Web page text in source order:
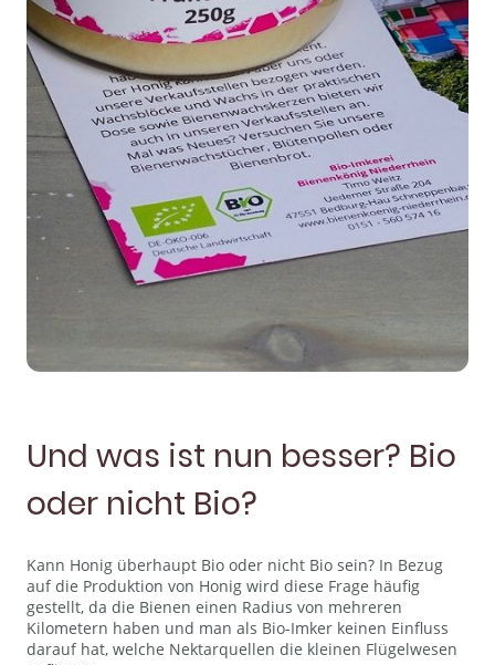
Und was ist nun besser? Bio
oder nicht Bio?
Kann Honig überhaupt Bio oder nicht Bio sein? In Bezug
auf die Produktion von Honig wird diese Frage häufig
gestellt, da die Bienen einen Radius von mehreren
Kilometern haben und man als Bio-Imker keinen Einfluss
darauf hat, welche Nektarquellen die kleinen Flügelwesen